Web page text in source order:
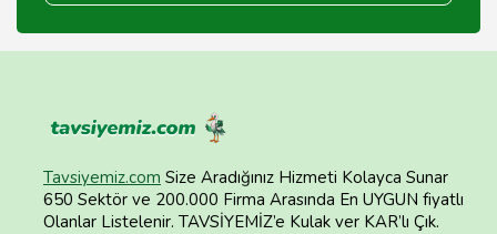
Tavsiyemiz.com Size Aradığınız Hizmeti Kolayca Sunar
650 Sektör ve 200.000 Firma Arasında En UYGUN fiyatlı
Olanlar Listelenir. TAVSİYEMİZ’e Kulak ver KAR’lı Çık.